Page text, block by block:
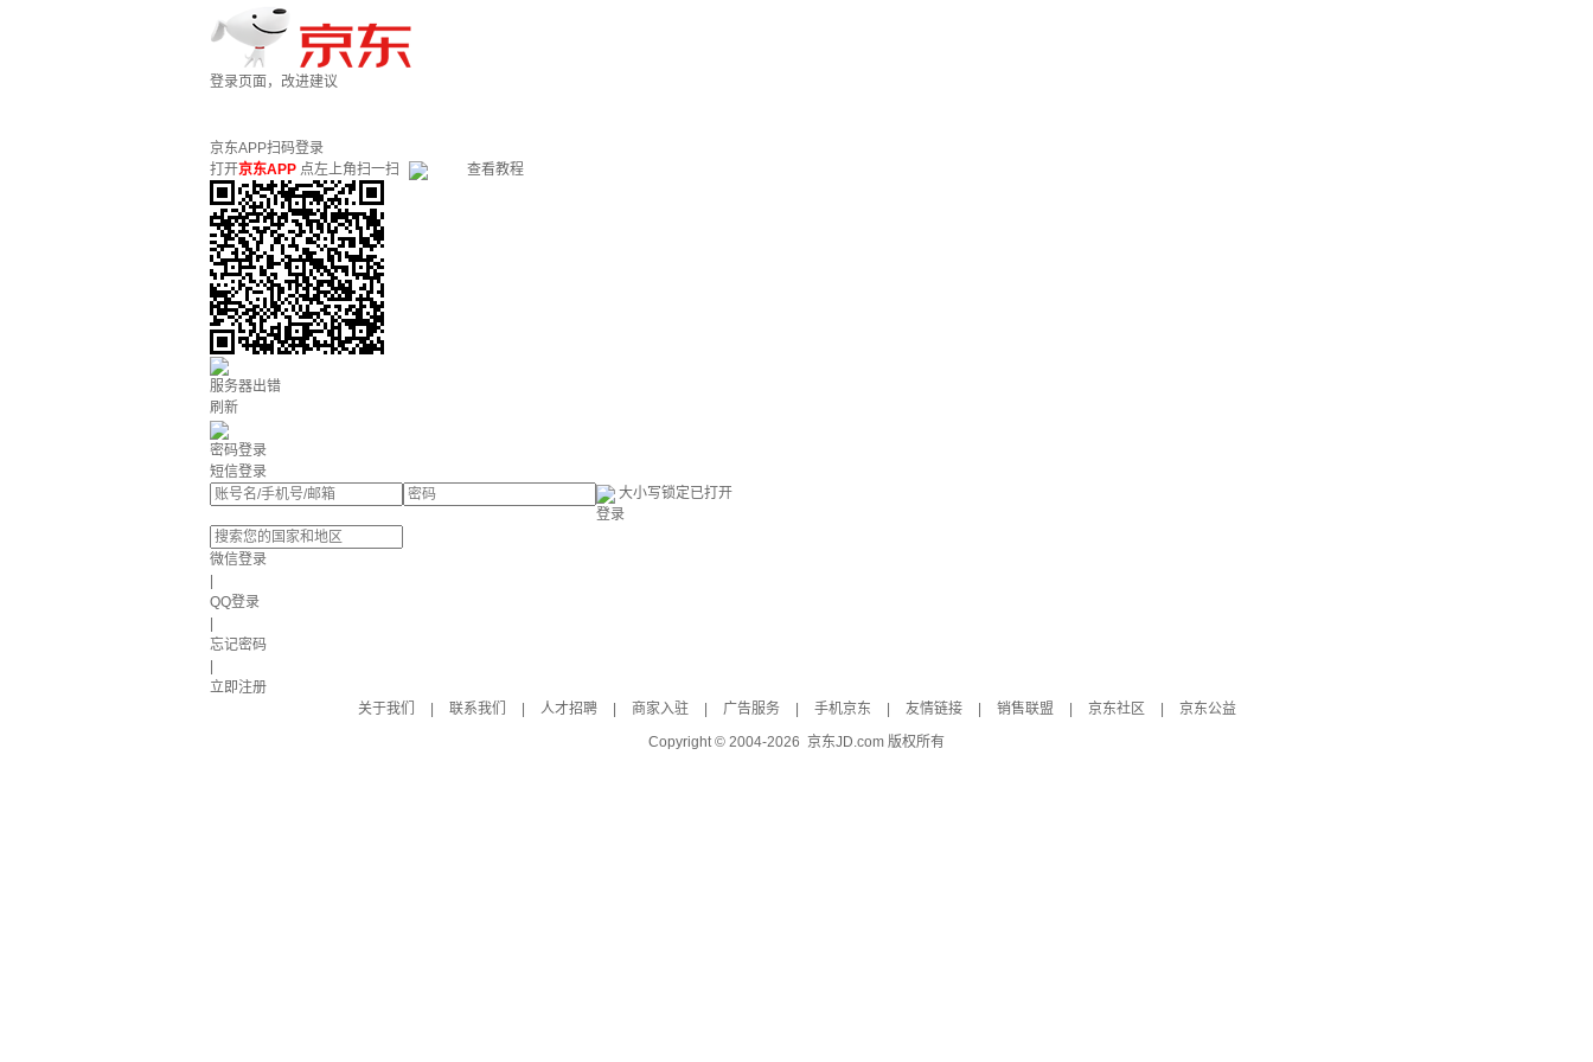
登录页面，改进建议
京东APP扫码登录
打开京东APP 点左上角扫一扫 查看教程
服务器出错
刷新
密码登录
短信登录
大小写锁定已打开
登录
微信登录
QQ登录
忘记密码
立即注册
关于我们
联系我们 人才招聘 商家入驻 广告服务 手机京东 友情链接 销售联盟 京东社区
京东公益
Copyright © 2004-2026 京东JD.com 版权所有